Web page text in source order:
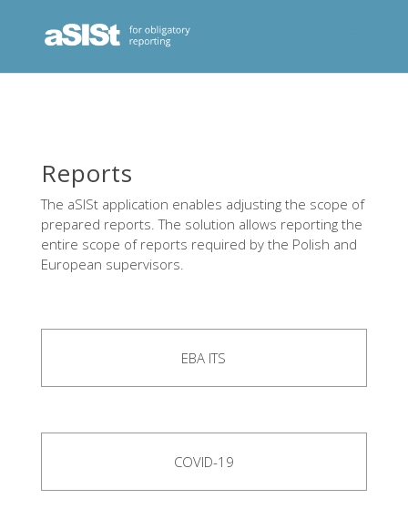
Reports
The aSISt application enables adjusting the scope of
prepared reports. The solution allows reporting the
entire scope of reports required by the Polish and
European supervisors.
EBA ITS
COVID-19